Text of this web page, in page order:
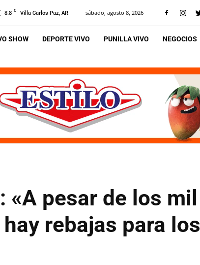
8.8 C Villa Carlos Paz, AR sábado, agosto 8, 2026
SHOW DEPORTE VIVO PUNILLA VIVO NEGOCIOS
«A pesar de los mil
rebajas para los